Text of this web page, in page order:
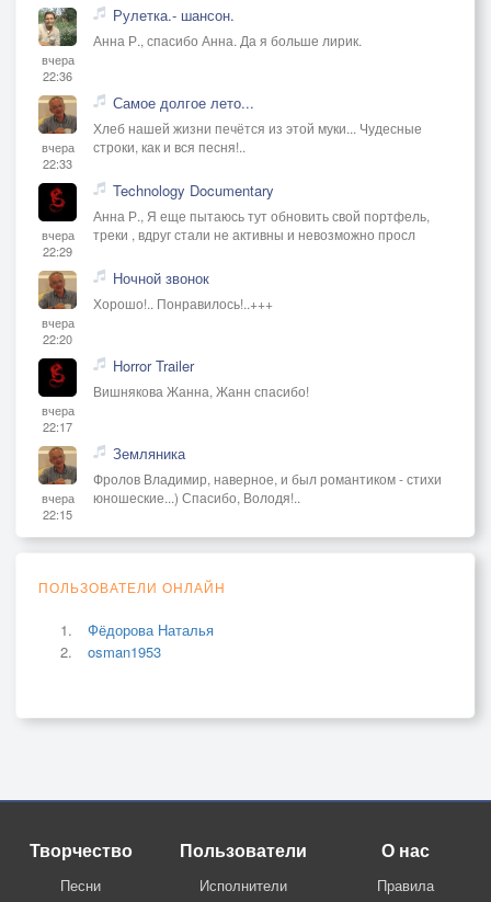
вчера
22:36
Рулетка.- шансон.
Анна Р., спасибо Анна. Да я больше лирик.
вчера
22:33
Самое долгое лето...
Хлеб нашей жизни печётся из этой муки... Чудесные
строки, как и вся песня!..
вчера
22:29
Technology Documentary
Анна Р., Я еще пытаюсь тут обновить свой портфель,
треки , вдруг стали не активны и невозможно просл
вчера
22:20
Ночной звонок
Хорошо!.. Понравилось!..+++
вчера
22:17
Horror Trailer
Вишнякова Жанна, Жанн спасибо!
вчера
22:15
Земляника
Фролов Владимир, наверное, и был романтиком - стихи
юношеские...) Спасибо, Володя!..
ПОЛЬЗОВАТЕЛИ ОНЛАЙН
Фёдорова Наталья
osman1953
Творчество
Песни
Пользователи
Исполнители
О нас
Правила